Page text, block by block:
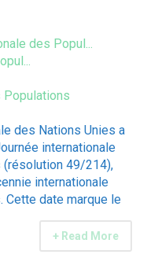
des Popul...
des Nations Unies a
internationale
49/214),
internationale
Cette date marque le
+ Read More